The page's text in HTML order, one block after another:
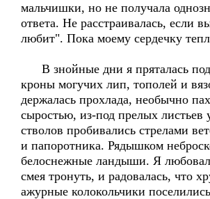
мальчишки, но не получала
ответа. Не расстраивалась, если
любит". Пока моему сердечку
В знойные дни я пряталась
кроны могучих лип, тополей и
держалась прохлада, необычно
сыростью, из-под прелых листьев
стволов пробивались стрелами
и папоротника. Рядышком
белоснежные ландыши. Я
смея тронуть, и радовалась, что
ажурные колокольчики